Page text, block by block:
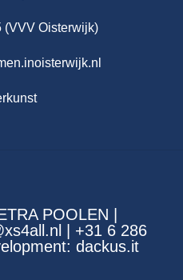
(VVV Oisterwijk)
POOLEN |
| +31 6 286
dackus.it